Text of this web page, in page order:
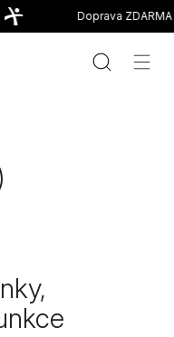
Doprava ZDARMA